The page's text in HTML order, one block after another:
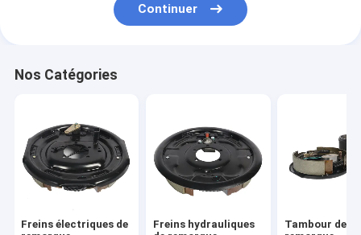
Continuer
Nos Catégories
Freins électriques de
Freins hydrauliques
Tambour de